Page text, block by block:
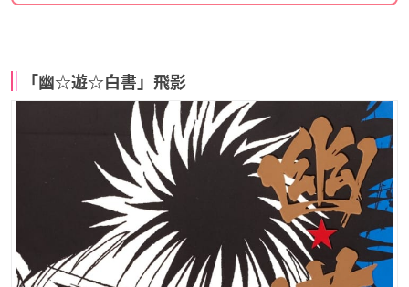
「幽☆遊☆白書」飛影